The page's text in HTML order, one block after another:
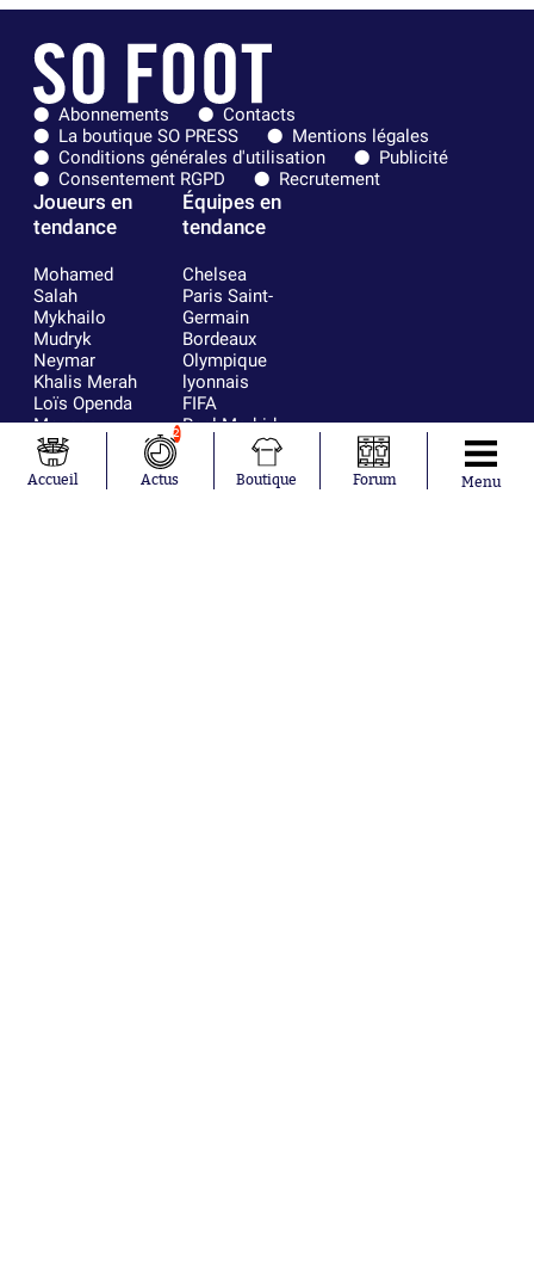
Abonnements
Contacts
La boutique SO PRESS
Mentions légales
Conditions générales d'utilisation
Publicité
Consentement RGPD
Recrutement
Joueurs en
tendance
Mohamed
Salah
Mykhailo
Mudryk
Neymar
Khalis Merah
Loïs Openda
Moussa
Niakhaté
Nicolás
Tagliafico
Équipes en
tendance
Chelsea
Paris Saint-
Germain
Bordeaux
Olympique
lyonnais
FIFA
Real Madrid
RC Strasbourg
France
Accueil
2
Actus Boutique Forum Menu